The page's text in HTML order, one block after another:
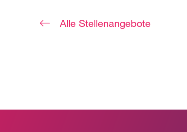
Alle Stellenangebote